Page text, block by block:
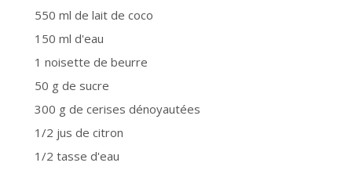
550 ml de lait de coco
150 ml d'eau
1 noisette de beurre
50 g de sucre
300 g de cerises dénoyautées
1/2 jus de citron
1/2 tasse d'eau